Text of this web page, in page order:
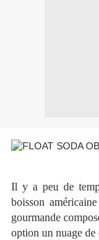
Il y a peu de
boisson
gourmande
option un nuage de